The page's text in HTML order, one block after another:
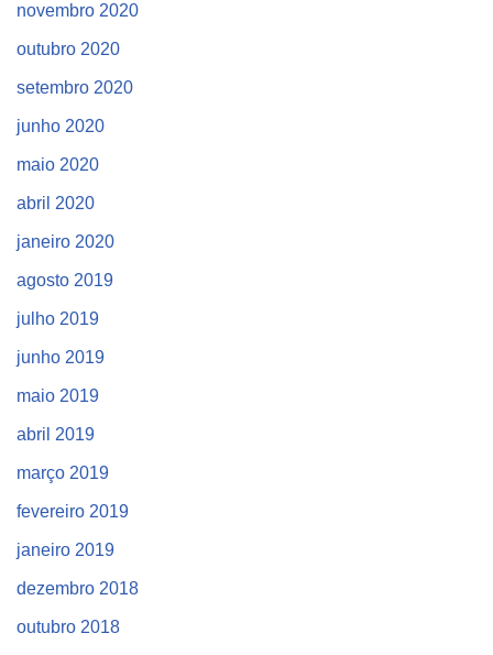
novembro 2020
outubro 2020
setembro 2020
junho 2020
maio 2020
abril 2020
janeiro 2020
agosto 2019
julho 2019
junho 2019
maio 2019
abril 2019
março 2019
fevereiro 2019
janeiro 2019
dezembro 2018
outubro 2018